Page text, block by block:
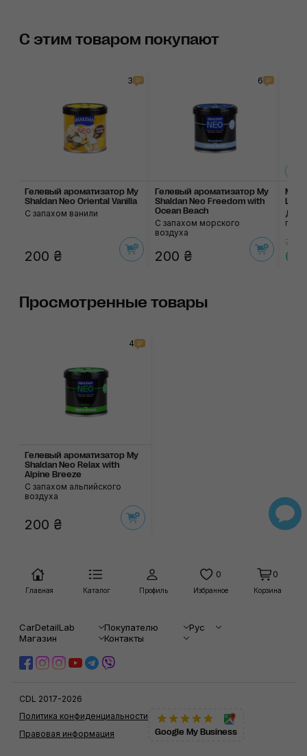
С этим товаром покупают
3
Гелевый ароматизатор My
Shaldan Neo Oriental Vanilla
С запахом ванили
200 ₴
6
Гелевый ароматизатор My
Shaldan Neo Freedom with
Ocean Beach
С запахом морского
воздуха
200 ₴
Light
Для
75 ₴
64
Просмотренные товары
4
Гелевый ароматизатор My
Shaldan Neo Relax with
Alpine Breeze
С запахом альпийского
воздуха
200 ₴
Главная Каталог Профиль
0
Избранное
0
Корзина
CarDetailLab Покупателю
Рус
Магазин
Контакты
CDL 2017-2026
Правовая информация
Политика конфиденциальности
Google My Business